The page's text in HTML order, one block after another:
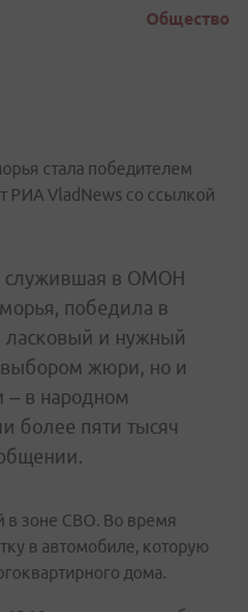
Общество
стала победителем
РИА VladNews со ссылкой
служившая в ОМОН
победила в
и нужный
выбором жюри, но и
– в народном
более пяти тысяч
в зоне СВО. Во время
в автомобиле, которую
дома.